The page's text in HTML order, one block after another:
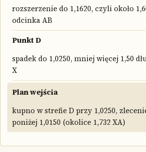
rozszerzenie do 1,1620, czyli około
odcinka AB
Punkt D
spadek do 1,0250, mniej więcej 1,50
X
Plan wejścia
kupno w strefie D przy 1,0250,
poniżej 1,0150 (okolice 1,732 XA)